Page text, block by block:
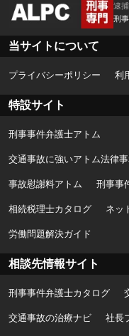
逮
刑
当サイトについて
プライバシーポリシー 利
特設サイト
刑事事件弁護士アトム
交通事故に強いアトム法律
事故慰謝料アトム 刑事事
相続税理士カタログ ネッ
労働問題解決ガイド
相談先情報サイト
刑事事件弁護士カタログ
交通事故の治療ナビ 社長